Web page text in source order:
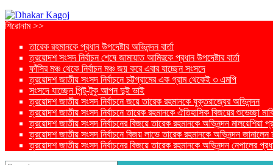
শিরোনাম >>
তারেক রহমানকে প্রধান উপদেষ্টার অভিনন্দন বার্তা
ত্রয়োদশ সংসদ নির্বাচন শেষে জামায়াত আমিরকে প্রধান উপদেষ্টার বার্তা
ফাঁসির মঞ্চ থেকে নির্বাচন মঞ্চ জয় করে এবার যাচ্ছেন সংসদে
ত্রয়োদশ জাতীয় সংসদ নির্বাচনে চট্টগ্রামের এক গ্রাম থেকেই ৩ এমপি
সংসদে যাচ্ছেন পিন্টু-টুকু আপন দুই ভাই
ত্রয়োদশ জাতীয় সংসদ নির্বাচনে জয়ে তারেক রহমানকে যুক্তরাজ্যের অভিনন্দন
ত্রয়োদশ জাতীয় সংসদ নির্বাচনে তারেক রহমানকে ঐতিহাসিক বিজয়ের শুভেচ্ছা
ত্রয়োদশ জাতীয় সংসদ নির্বাচনের বিজয়ে তারেক রহমানকে অভিনন্দন মালয়েশিয়া
ত্রয়োদশ জাতীয় সংসদ নির্বাচনে বিজয় লাভে তারেক রহমানকে অভিনন্দন জানালেন
ত্রয়োদশ জাতীয় সংসদ নির্বাচনের বিজয়ে তারেক রহমানকে অভিনন্দন নেপালের